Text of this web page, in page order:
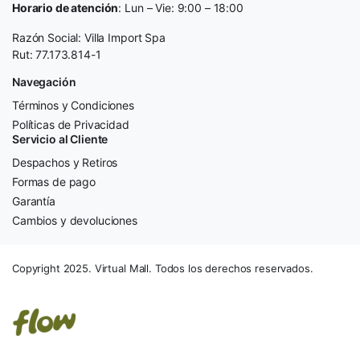
Horario de atención: Lun – Vie: 9:00 – 18:00
Razón Social: Villa Import Spa
Rut: 77.173.814-1
Navegación
Términos y Condiciones
Políticas de Privacidad
Servicio al Cliente
Despachos y Retiros
Formas de pago
Garantía
Cambios y devoluciones
Copyright 2025. Virtual Mall. Todos los derechos reservados.